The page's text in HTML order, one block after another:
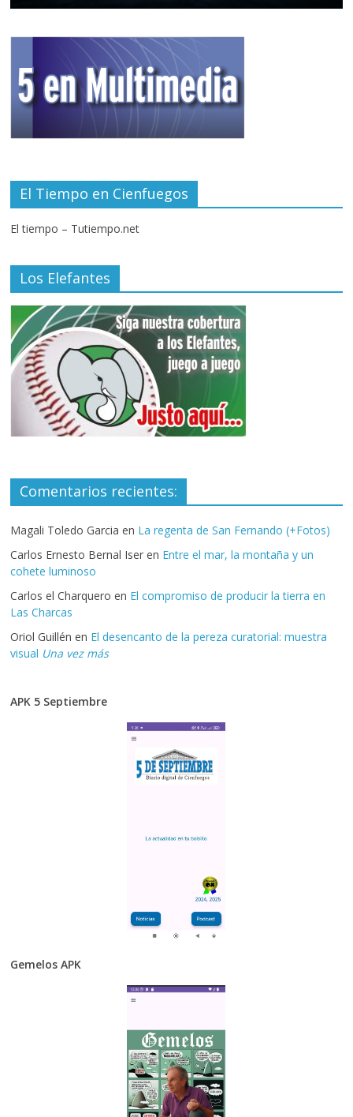
El Tiempo en Cienfuegos
El tiempo – Tutiempo.net
Los Elefantes
Comentarios recientes:
Magali Toledo Garcia en La regenta de San Fernando (+Fotos)
Carlos Ernesto Bernal Iser en Entre el mar, la montaña y un
cohete luminoso
Carlos el Charquero en El compromiso de producir la tierra en
Las Charcas
Oriol Guillén en El desencanto de la pereza curatorial: muestra
visual Una vez más
APK 5 Septiembre
Gemelos APK